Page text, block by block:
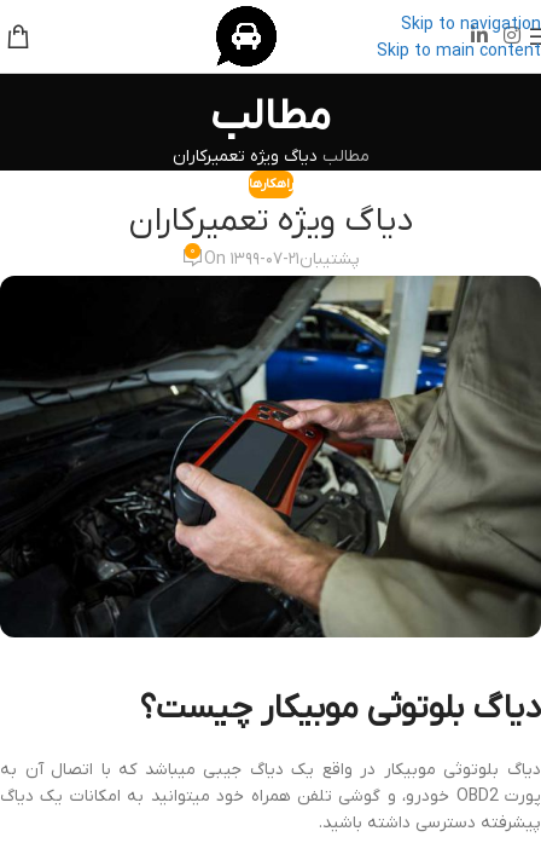
Skip to navigation
Skip to main content
مطالب
مطالب دیاگ ویژه تعمیرکاران
راهکارها
دیاگ ویژه تعمیرکاران
پشتیبانOn ۱۳۹۹-۰۷-۲۱ ۰
دیاگ بلوتوثی موبیکار چیست؟
دیاگ بلوتوثی موبیکار در واقع یک دیاگ جیبی میباشد که با اتصال آن به
پورت OBD2 خودرو، و گوشی تلفن همراه خود میتوانید به امکانات یک دیاگ
پیشرفته دسترسی داشته باشید.